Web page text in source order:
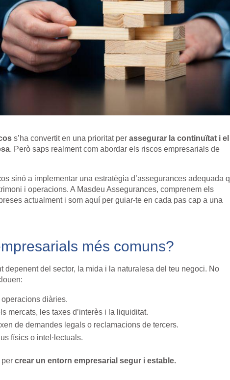
s’ha convertit en una prioritat perassegurar la continuïtat i el
. Però saps realment com abordar els riscos empresarials de
sinó a implementar una estratègia d’assegurances adequada
i operacions. A Masdeu Assegurances, comprenem els
actualment i som aquí per guiar-te en cada pas cap a una
més comuns?
depenent del sector, la mida i la naturalesa del teu negoci. No
diàries.
mercats, les taxes d’interès i la liquiditat.
de demandes legals o reclamacions de tercers.
físics o intel·lectuals.
percrear un entorn empresarial segur i estable.